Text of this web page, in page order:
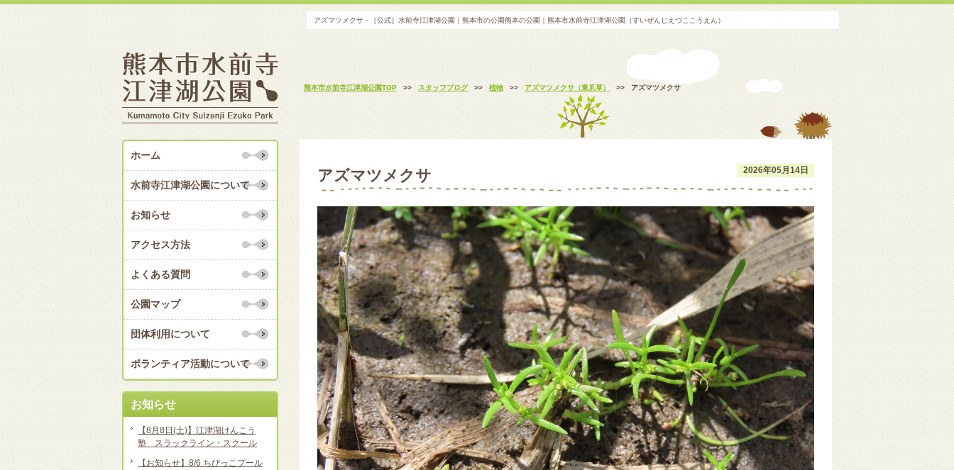
アズマツメクサ - ［公式］水前寺江津湖公園｜熊本市の公園熊本の公園｜熊本市水前寺江津湖公園（すいぜんじえづここうえん）
熊本市水前寺江津湖公園TOP >> スタッフブログ >> 植物 >> アズマツメクサ（東爪草） >> アズマツメクサ
2026年05月14日
アズマツメクサ
ホーム
水前寺江津湖公園について
お知らせ
アクセス方法
よくある質問
公園マップ
団体利用について
ボランティア活動について
お知らせ
【8月8日(土)】江津湖けんこう
塾 スラックライン・スクール
【お知らせ】8/6 ちびっこプール